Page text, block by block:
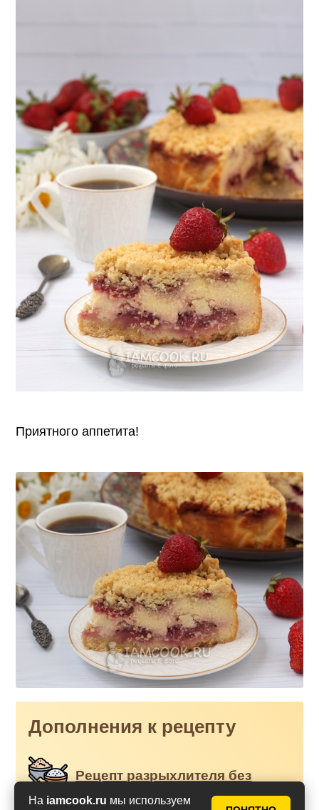
На iamcook.ru мы используем
Приятного аппетита!
Дополнения к рецепту
Рецепт разрыхлителя без